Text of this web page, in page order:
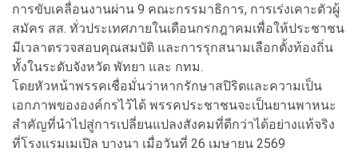
การขับเคลื่อนงานผ่าน 9 คณะกรรมาธิการ, การเร่งเคาะตัวผู้
สมัคร สส. ทั่วประเทศภายในเดือนกรกฎาคมเพื่อให้ประชาชน
มีเวลาตรวจสอบคุณสมบัติ และการรุกสนามเลือกตั้งท้องถิ่น
ทั้งในระดับจังหวัด พัทยา และ กทม.
โดยหัวหน้าพรรคเชื่อมั่นว่าหากรักษาสปิริตและความเป็น
เอกภาพขององค์กรไว้ได้ พรรคประชาชนจะเป็นยานพาหนะ
สำคัญที่นำไปสู่การเปลี่ยนแปลงสังคมที่ดีกว่าได้อย่างแท้จริง
ที่โรงแรมเมเปิล บางนา เมื่อวันที่ 26 เมษายน 2569